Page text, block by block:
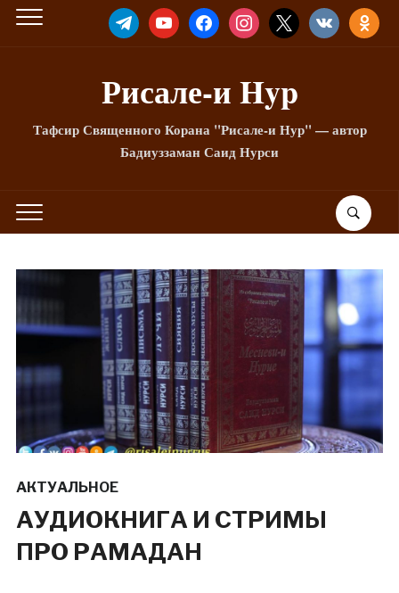
TELEGRAMYOUTUBEFACEBOOKINSTAGRAM
X VKONTAKTE
Рисале-и Hyp
Тафсир Священного Корана "Рисале-и Нур" — автор
Бадиуззаман Саид Нурси
АКТУАЛЬНОЕ
АУДИОКНИГА И СТРИМЫ
ПРО РАМАДАН